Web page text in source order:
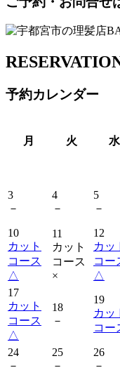
予約カレンダー
月
火 水
3
－
4
－
5
－
10
カット
コース
△
11
カット
コース
×
12
カッ
コー
△
17
カット
コース
△
18
－
19
カッ
コー
24
－
25
－
26
－